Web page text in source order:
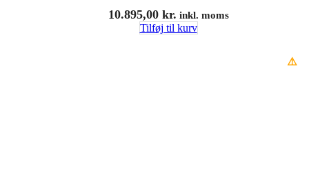
10.895,00 kr. inkl. moms
Tilføj til kurv
⚠️